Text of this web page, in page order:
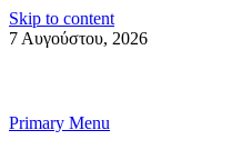
Skip to content
7 Αυγούστου, 2026
Primary Menu